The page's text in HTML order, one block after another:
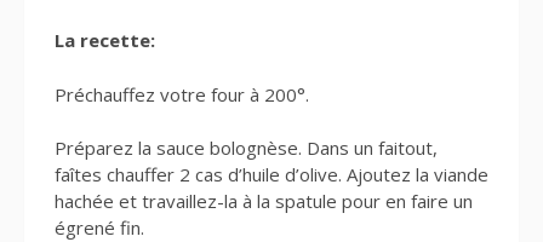
La recette:
Préchauffez votre four à 200°.
Préparez la sauce bolognèse. Dans un faitout,
faîtes chauffer 2 cas d’huile d’olive. Ajoutez la viande
hachée et travaillez-la à la spatule pour en faire un
égrené fin.